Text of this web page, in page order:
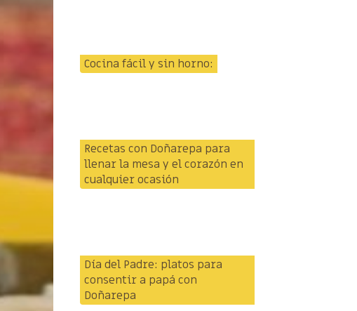
Cocina fácil y sin horno:
Recetas con Doñarepa para
llenar la mesa y el corazón en
cualquier ocasión
Día del Padre: platos para
consentir a papá con
Doñarepa